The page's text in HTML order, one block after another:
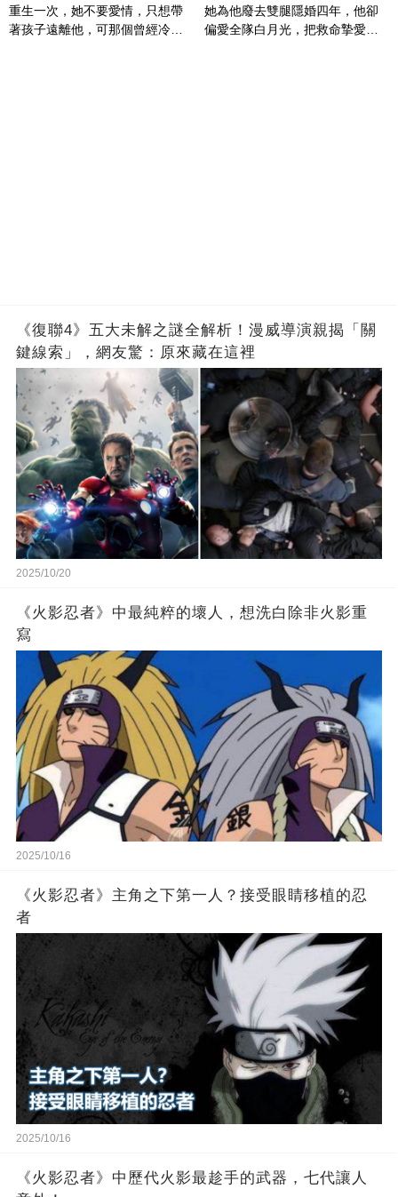
重生一次，她不要愛情，只想帶
著孩子遠離他，可那個曾經冷漠
她為他廢去雙腿隱婚四年，他卻
偏愛全隊白月光，把救命摯愛當
《復聯4》五大未解之謎全解析！漫威導演親揭「關
鍵線索」，網友驚：原來藏在這裡
2025/10/20
《火影忍者》中最純粹的壞人，想洗白除非火影重
寫
2025/10/16
《火影忍者》主角之下第一人？接受眼睛移植的忍
者
2025/10/16
《火影忍者》中歷代火影最趁手的武器，七代讓人